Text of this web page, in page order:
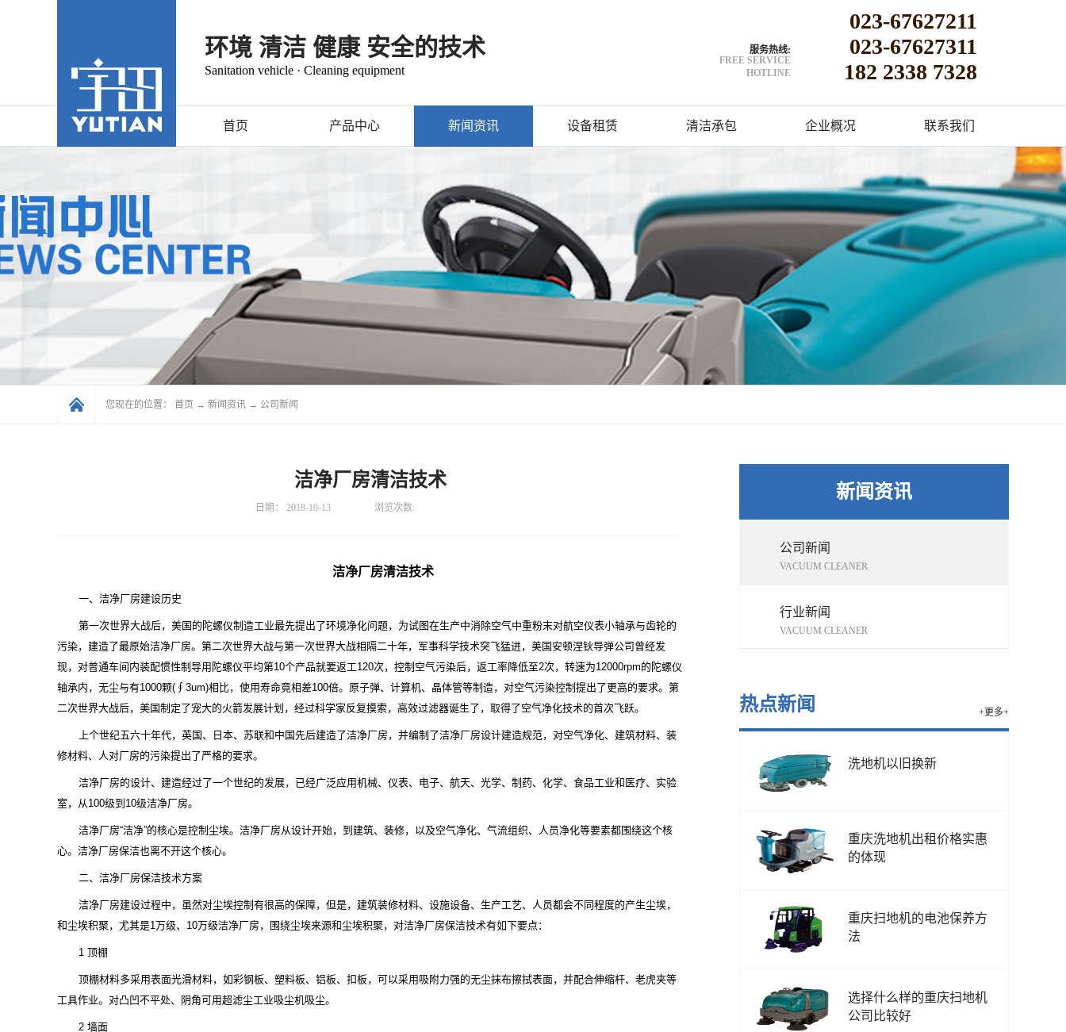
环境 清洁 健康 安全的技术
Sanitation vehicle · Cleaning equipment
服务热线:
FREE SERVICE
HOTLINE
023-67627211
023-67627311
182 2338 7328
首页 产品中心 新闻资讯 设备租赁 清洁承包 企业概况 联系我们
您现在的位置： 首页 → 新闻资讯 → 公司新闻
新闻资讯
公司新闻
VACUUM CLEANER
行业新闻
VACUUM CLEANER
热点新闻 +更多+
洗地机以旧换新
重庆洗地机出租价格实惠
的体现
重庆扫地机的电池保养方
法
选择什么样的重庆扫地机
公司比较好
洁净厂房清洁技术
日期： 2018-10-13 浏览次数:
洁净厂房清洁技术
一、洁净厂房建设历史
第一次世界大战后，美国的陀螺仪制造工业最先提出了环境净化问题，为试图在生产中消除空气中重粉末对航空仪表小轴承与齿轮的
污染，建造了最原始洁净厂房。第二次世界大战与第一次世界大战相隔二十年，军事科学技术突飞猛进，美国安顿涅钬导弹公司曾经发
现，对普通车间内装配惯性制导用陀螺仪平均第10个产品就要返工120次，控制空气污染后，返工率降低至2次，转速为12000rpm的陀螺仪
轴承内，无尘与有1000颗(∮3um)相比，使用寿命竟相差100倍。原子弹、计算机、晶体管等制造，对空气污染控制提出了更高的要求。第
二次世界大战后，美国制定了宠大的火箭发展计划，经过科学家反复摸索，高效过滤器诞生了，取得了空气净化技术的首次飞跃。
上个世纪五六十年代，英国、日本、苏联和中国先后建造了洁净厂房，并编制了洁净厂房设计建造规范，对空气净化、建筑材料、装
修材料、人对厂房的污染提出了严格的要求。
洁净厂房的设计、建造经过了一个世纪的发展，已经广泛应用机械、仪表、电子、航天、光学、制药、化学、食品工业和医疗、实验
室，从100级到10级洁净厂房。
洁净厂房“洁净”的核心是控制尘埃。洁净厂房从设计开始，到建筑、装修，以及空气净化、气流组织、人员净化等要素都围绕这个核
心。洁净厂房保洁也离不开这个核心。
二、洁净厂房保洁技术方案
洁净厂房建设过程中，虽然对尘埃控制有很高的保障，但是，建筑装修材料、设施设备、生产工艺、人员都会不同程度的产生尘埃，
和尘埃积聚，尤其是1万级、10万级洁净厂房，围绕尘埃来源和尘埃积聚，对洁净厂房保洁技术有如下要点：
1 顶棚
顶棚材料多采用表面光滑材料，如彩钢板、塑料板、铝板、扣板，可以采用吸附力强的无尘抹布擦拭表面，并配合伸缩杆、老虎夹等
工具作业。对凸凹不平处、阴角可用超滤尘工业吸尘机吸尘。
2 墙面